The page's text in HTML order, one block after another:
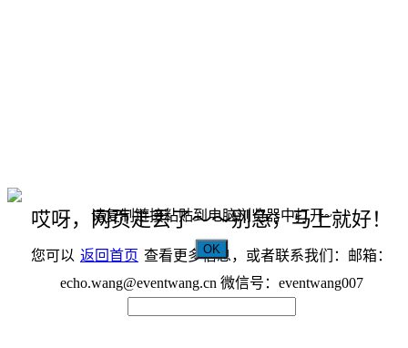
哎呀，网页走丢了～～别急，马上就好！
您可以 返回首页 查看更多信息，或者联系我们：邮箱：
echo.wang@eventwang.cn 微信号：eventwang007
请复制链接粘贴到电脑浏览器中打开~
OK